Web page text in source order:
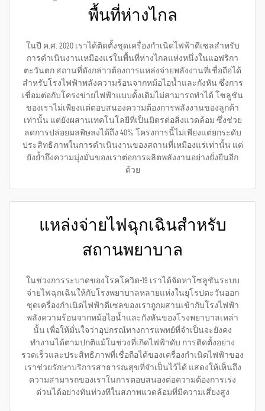
พื้นที่ห่างไกล
ในปี ค.ศ. 2020 เราได้ติดตั้งชุดเครื่องกำเนิดไฟฟ้าดีเซลสำหรับ
การดำเนินงานเหมืองแร่ในพื้นที่ห่างไกลแห่งหนึ่งในแอฟริกา
ตะวันตก สถานที่ดังกล่าวต้องการแหล่งจ่ายพลังงานที่เชื่อถือได้
สำหรับโรงไฟฟ้าพลังความร้อนจากหม้อไอน้ำและกังหัน ซึ่งการ
เชื่อมต่อกับโครงข่ายไฟฟ้าแบบดั้งเดิมไม่สามารถทำได้ โซลูชัน
ของเราไม่เพียงแต่ตอบสนองความต้องการพลังงานของลูกค้า
เท่านั้น แต่ยังผสานเทคโนโลยีที่เป็นมิตรต่อสิ่งแวดล้อม ซึ่งช่วย
ลดการปล่อยมลพิษลงได้ถึง 40% โครงการนี้ไม่เพียงแต่ยกระดับ
ประสิทธิภาพในการดำเนินงานของสถานที่เหมืองแร่เท่านั้น แต่
ยังย้ำถึงความมุ่งมั่นของเราต่อการผลิตพลังงานอย่างยั่งยืนอีก
ด้วย
แหล่งจ่ายไฟฉุกเฉินสำหรับ
สถานพยาบาล
ในช่วงการระบาดของโรคโควิด-19 เราได้จัดหาโซลูชันระบบ
จ่ายไฟฉุกเฉินให้กับโรงพยาบาลหลายแห่งในยุโรปตะวันออก
ชุดเครื่องกำเนิดไฟฟ้าดีเซลของเราถูกผสานเข้ากับโรงไฟฟ้า
พลังความร้อนจากหม้อไอน้ำและกังหันของโรงพยาบาลเหล่า
นั้น เพื่อให้มั่นใจว่าอุปกรณ์ทางการแพทย์ที่จำเป็นจะยังคง
ทำงานได้ตามปกติแม้ในช่วงที่เกิดไฟฟ้าดับ การติดตั้งอย่าง
รวดเร็วและประสิทธิภาพที่เชื่อถือได้ของเครื่องกำเนิดไฟฟ้าของ
เราช่วยรักษาบริการสาธารณสุขที่จำเป็นไว้ได้ แสดงให้เห็นถึง
ความสามารถของเราในการตอบสนองต่อความต้องการเร่ง
ด่วนได้อย่างทันท่วงทีในสภาพแวดล้อมที่มีความเสี่ยงสูง